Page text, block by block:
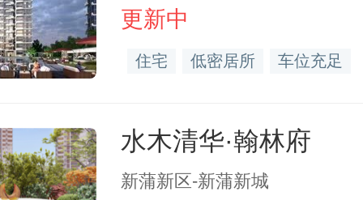
更新中
住宅 低密居所 车位充足
水木清华·翰林府
新蒲新区-新蒲新城